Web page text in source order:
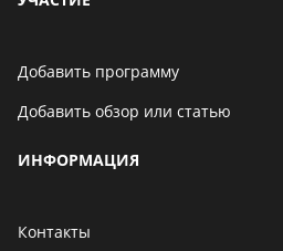
Добавить программу
Добавить обзор или статью
ИНФОРМАЦИЯ
Контакты